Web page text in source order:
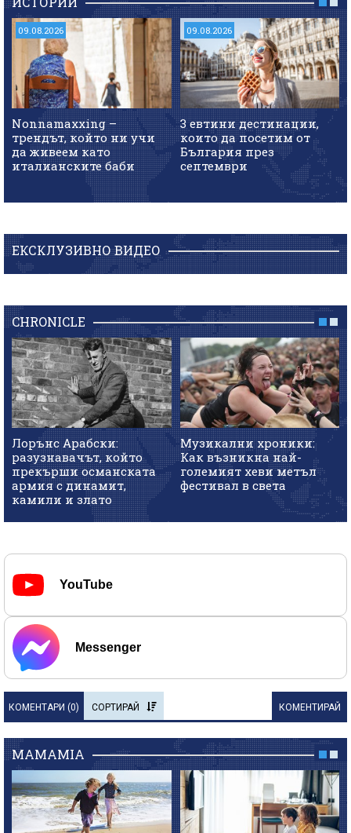
09.08.2026
Nonnamaxxing –
трендът, който ни учи
да живеем като
италианските баби
09.08.2026
3 евтини дестинации,
които да посетим от
България през
септември
ЕКСКЛУЗИВНО ВИДЕО
CHRONICLE
Лорънс Арабски:
разузнавачът, който
прекърши османската
армия с динамит,
камили и злато
Музикални хроники:
Как възникна най-
големият хеви метъл
фестивал в света
YouTube
Messenger
КОМЕНТАРИ (0) СОРТИРАЙ КОМЕНТИРАЙ
MAMAMIA